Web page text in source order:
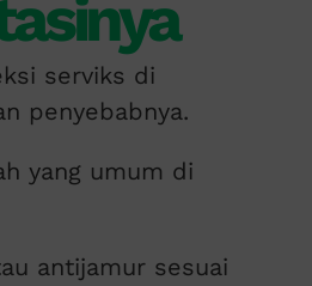
serviks di
penyebabnya.
yang umum di
antijamur sesuai